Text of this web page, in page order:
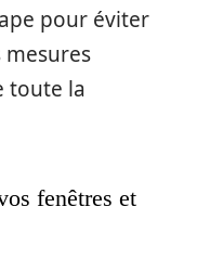
pour éviter
toute la
fenêtres et